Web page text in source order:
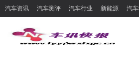
汽车资讯 汽车测评 汽车行业 新能源 汽